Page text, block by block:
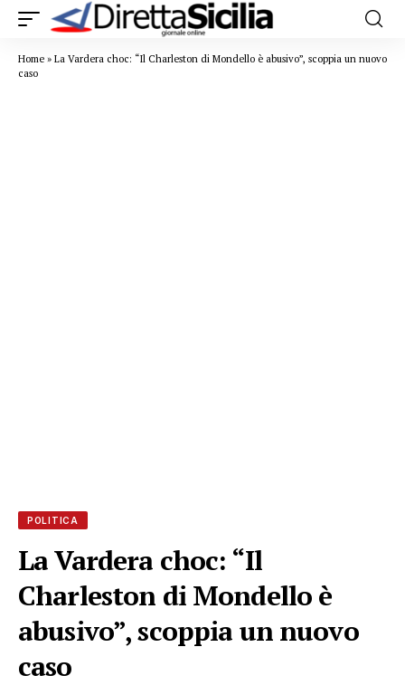
Home » La Vardera choc: “Il Charleston di Mondello è abusivo”, scoppia un nuovo
caso
POLITICA
La Vardera choc: “Il
Charleston di Mondello è
abusivo”, scoppia un nuovo
caso